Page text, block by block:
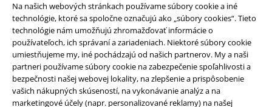
Na našich webových stránkach používame súbory cookie a iné
technológie, ktoré sa spoločne označujú ako „súbory cookies“. Tieto
technológie nám umožňujú zhromažďovať informácie o
používateľoch, ich správaní a zariadeniach. Niektoré súbory cookie
umiestňujeme my, iné pochádzajú od našich partnerov. My a naši
partneri používame súbory cookie na zabezpečenie spoľahlivosti a
bezpečnosti našej webovej lokality, na zlepšenie a prispôsobenie
vašich nákupných skúseností, na vykonávanie analýz a na
marketingové účely (napr. personalizované reklamy) na našej